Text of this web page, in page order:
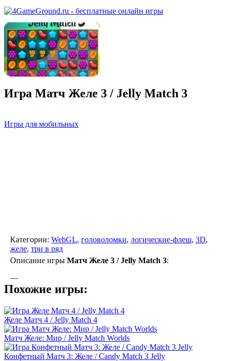
Игра Матч Желе 3 / Jelly Match 3
Игры для мобильных
Категории: WebGL, головоломки, логические-флеш, 3D,
желе, три в ряд
Описание игры Матч Желе 3 / Jelly Match 3:
—
Похожие игры:
Желе Матч 4 / Jelly Match 4
Матч Желе: Мир / Jelly Match Worlds
Конфетный Матч 3: Желе / Candy Match 3 Jelly